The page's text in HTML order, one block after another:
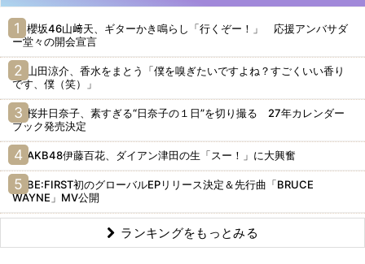
櫻坂46山﨑天、ギターかき鳴らし「行くぞー！」 応援アンバサダ
ー堂々の開会宣言
山田涼介、香水をまとう「僕を嗅ぎたいですよね？すごくいい香り
です、僕（笑）」
桜井日奈子、素すぎる“日奈子の１日”を切り撮る 27年カレンダー
ブック発売決定
AKB48伊藤百花、ダイアン津田の生「スー！」に大興奮
BE:FIRST初のグローバルEPリリース決定＆先行曲「BRUCE
WAYNE」MV公開
ランキングをもっとみる